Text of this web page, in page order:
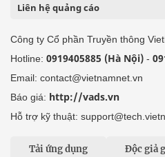
Liên hệ quảng cáo
Công ty Cổ phần Truyền thông
Hotline: 0919405885 (Hà Nội) -
Email: contact@vietnamnet.vn
Báo giá: http://vads.vn
Hỗ trợ kỹ thuật:
Tải ứng dụng Độc giả